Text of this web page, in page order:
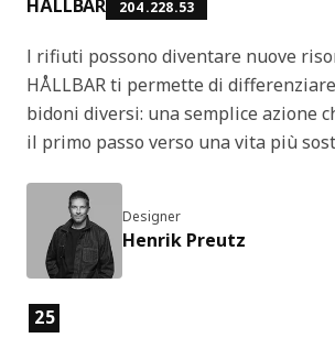
HÅLLBAR 204.228.53
I rifiuti possono diventare nuove
HÅLLBAR ti permette di
bidoni diversi: una semplice azione
il primo passo verso una vita più
Designer
Henrik Preutz
Caratteristiche del prodotto
25